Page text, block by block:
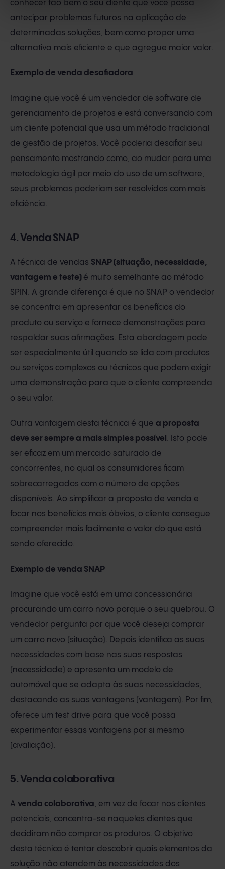
conhecer tão bem o seu cliente que você possa
antecipar problemas futuros na aplicação de
determinadas soluções, bem como propor uma
alternativa mais eficiente e que agregue maior valor.
Exemplo de venda desafiadora
Imagine que você é um vendedor de software de
gerenciamento de projetos e está conversando com
um cliente potencial que usa um método tradicional
de gestão de projetos. Você poderia desafiar seu
pensamento mostrando como, ao mudar para uma
metodologia ágil por meio do uso de um software,
seus problemas poderiam ser resolvidos com mais
eficiência.
4. Venda SNAP
A técnica de vendas SNAP (situação, necessidade,
vantagem e teste) é muito semelhante ao método
SPIN. A grande diferença é que no SNAP o vendedor
se concentra em apresentar os benefícios do
produto ou serviço e fornece demonstrações para
respaldar suas afirmações. Esta abordagem pode
ser especialmente útil quando se lida com produtos
ou serviços complexos ou técnicos que podem exigir
uma demonstração para que o cliente compreenda
o seu valor.
Outra vantagem desta técnica é que a proposta
deve ser sempre a mais simples possível . Isto pode
ser eficaz em um mercado saturado de
concorrentes, no qual os consumidores ficam
sobrecarregados com o número de opções
disponíveis. Ao simplificar a proposta de venda e
focar nos benefícios mais óbvios, o cliente consegue
compreender mais facilmente o valor do que está
sendo oferecido.
Exemplo de venda SNAP
Imagine que você está em uma concessionária
procurando um carro novo porque o seu quebrou. O
vendedor pergunta por que você deseja comprar
um carro novo (situação). Depois identifica as suas
necessidades com base nas suas respostas
(necessidade) e apresenta um modelo de
automóvel que se adapta às suas necessidades,
destacando as suas vantagens (vantagem). Por fim,
oferece um test drive para que você possa
experimentar essas vantagens por si mesmo
(avaliação).
5. Venda colaborativa
A venda colaborativa, em vez de focar nos clientes
potenciais, concentra-se naqueles clientes que
decidiram não comprar os produtos. O objetivo
desta técnica é tentar descobrir quais elementos da
solução não atendem às necessidades dos